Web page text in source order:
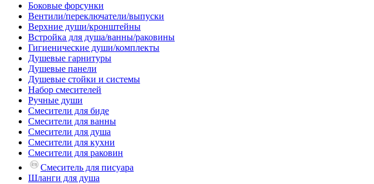
Боковые форсунки
Вентили/переключатели/выпуски
Верхние души/кронштейны
Встройка для душа/ванны/раковины
Гигиенические души/комплекты
Душевые гарнитуры
Душевые панели
Душевые стойки и системы
Набор смесителей
Ручные души
Смесители для биде
Смесители для ванны
Смесители для душа
Смесители для кухни
Смесители для раковин
Смеситель для писуара
Шланги для душа